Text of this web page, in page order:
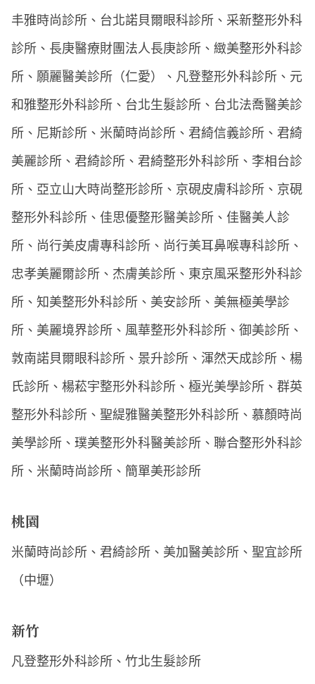
丰雅時尚診所、台北諾貝爾眼科診所、采新整形外科
診所、長庚醫療財團法人長庚診所、緻美整形外科診
所、願麗醫美診所（仁愛）、凡登整形外科診所、元
和雅整形外科診所、台北生髮診所、台北法喬醫美診
所、尼斯診所、米蘭時尚診所、君綺信義診所、君綺
美麗診所、君綺診所、君綺整形外科診所、李相台診
所、亞立山大時尚整形診所、京硯皮膚科診所、京硯
整形外科診所、佳思優整形醫美診所、佳醫美人診
所、尚行美皮膚專科診所、尚行美耳鼻喉專科診所、
忠孝美麗爾診所、杰膚美診所、東京風采整形外科診
所、知美整形外科診所、美安診所、美無極美學診
所、美麗境界診所、風華整形外科診所、御美診所、
敦南諾貝爾眼科診所、景升診所、渾然天成診所、楊
氏診所、楊菘宇整形外科診所、極光美學診所、群英
整形外科診所、聖緹雅醫美整形外科診所、慕顏時尚
美學診所、璞美整形外科醫美診所、聯合整形外科診
所、米蘭時尚診所、簡單美形診所
桃園
米蘭時尚診所、君綺診所、美加醫美診所、聖宜診所
（中壢）
新竹
凡登整形外科診所、竹北生髮診所